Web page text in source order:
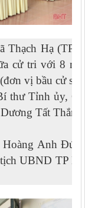
Thạch Hạ (TP
cử tri với 8
vị bầu cử số
thư Tỉnh ủy,
Tất
Anh
UBND TP